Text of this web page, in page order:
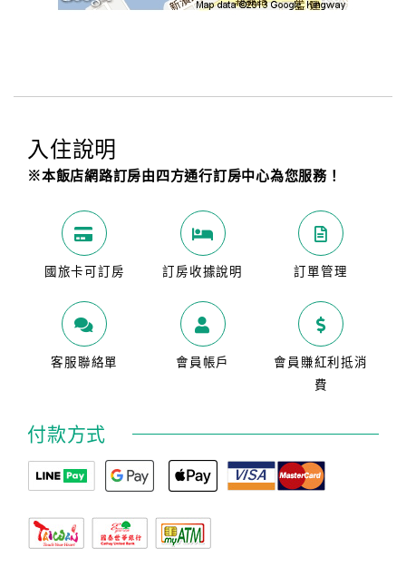
入住說明
※本飯店網路訂房由四方通行訂房中心為您服務！
國旅卡可訂房 訂房收據說明 訂單管理
客服聯絡單 會員帳戶
會員賺紅利抵消
費
付款方式